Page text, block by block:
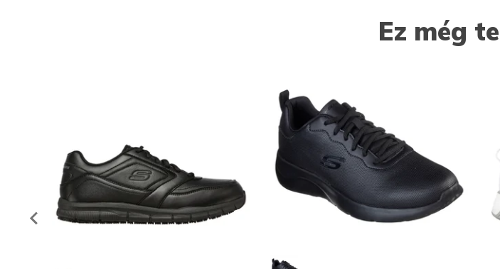
Ez még